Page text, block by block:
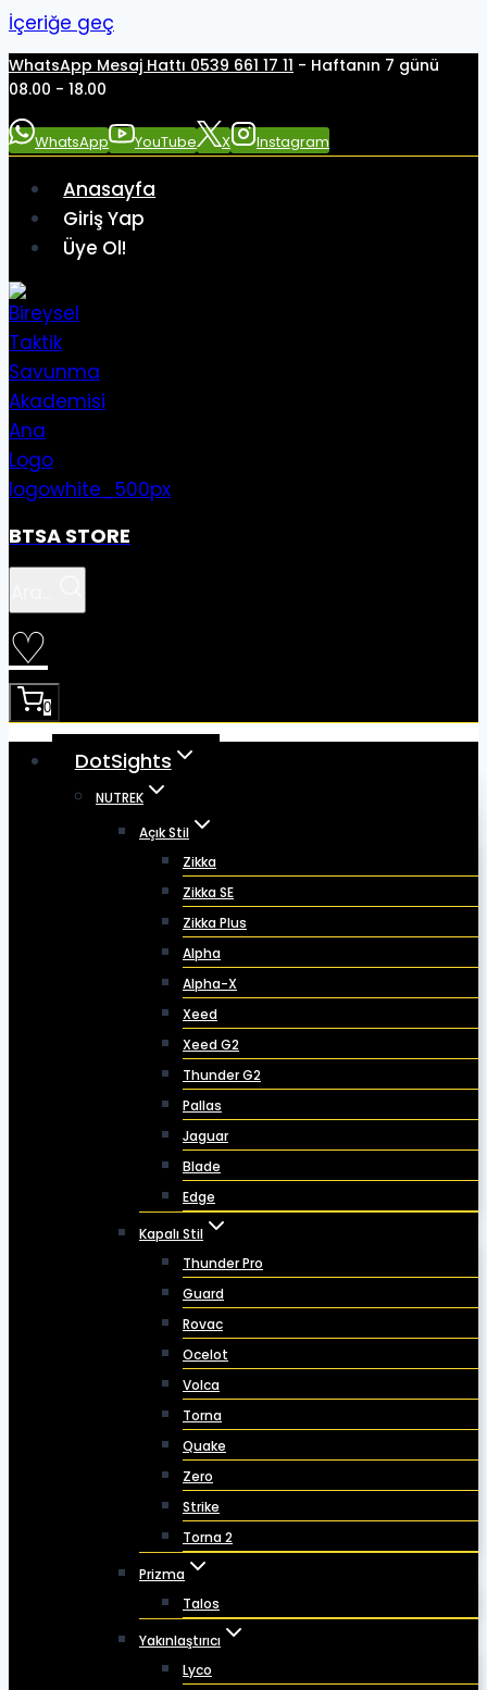
İçeriğe geç
WhatsApp Mesaj Hattı 0539 661 17 11 - Haftanın 7 günü
08.00 - 18.00
WhatsApp YouTube X Instagram
Anasayfa
Giriş Yap
Üye Ol!
BTSA STORE
♡
0
DotSights
NUTREK
Açık Stil
Zikka
Zikka SE
Zikka Plus
Alpha
Alpha-X
Xeed
Xeed G2
Thunder G2
Pallas
Jaguar
Blade
Edge
Kapalı Stil
Thunder Pro
Guard
Rovac
Ocelot
Volca
Torna
Quake
Zero
Strike
Torna 2
Prizma
Talos
Yakınlaştırıcı
Lyco